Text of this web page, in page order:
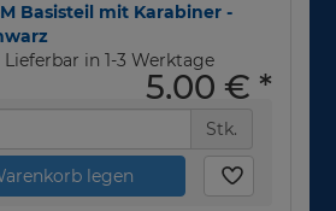
Basisteil mit Karabiner -
Lieferbar in 1-3 Werktage
5,00 € *
Stk.
legen